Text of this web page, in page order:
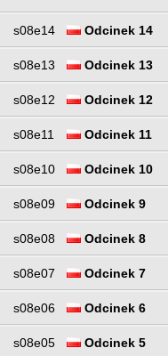
s08e14 Odcinek 14
s08e13 Odcinek 13
s08e12 Odcinek 12
s08e11 Odcinek 11
s08e10 Odcinek 10
s08e09 Odcinek 9
s08e08 Odcinek 8
s08e07 Odcinek 7
s08e06 Odcinek 6
s08e05 Odcinek 5